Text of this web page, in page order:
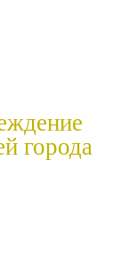
города